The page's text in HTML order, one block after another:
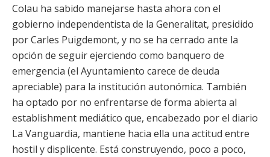
Colau ha sabido manejarse hasta ahora con el
gobierno independentista de la Generalitat, presidido
por Carles Puigdemont, y no se ha cerrado ante la
opción de seguir ejerciendo como banquero de
emergencia (el Ayuntamiento carece de deuda
apreciable) para la institución autonómica. También
ha optado por no enfrentarse de forma abierta al
establishment mediático que, encabezado por el diario
La Vanguardia, mantiene hacia ella una actitud entre
hostil y displicente. Está construyendo, poco a poco,